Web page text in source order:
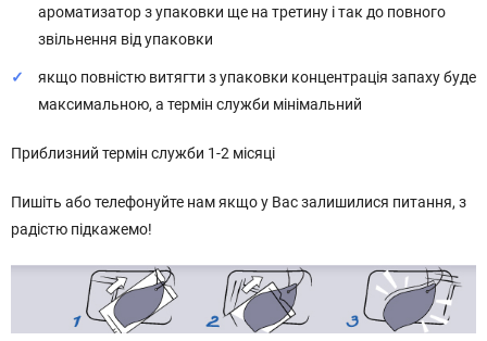
ароматизатор з упаковки ще на третину і так до повного
звільнення від упаковки
якщо повністю витягти з упаковки концентрація запаху буде
максимальною, а термін служби мінімальний
Приблизний термін служби 1-2 місяці
Пишіть або телефонуйте нам якщо у Вас залишилися питання, з
радістю підкажемо!